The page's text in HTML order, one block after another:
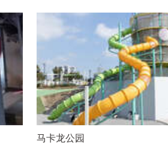
马卡龙公园